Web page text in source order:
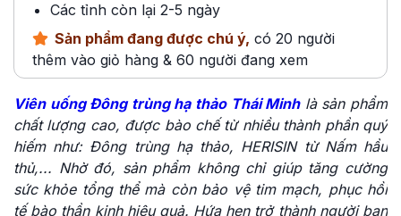
Các tỉnh còn lại 2-5 ngày
Sản phẩm đang được chú ý, có 20 người
thêm vào giỏ hàng & 60 người đang xem
Viên uống Đông trùng hạ thảo Thái Minhlà sản phẩm
chất lượng cao, được bào chế từ nhiều thành phần quý
hiếm như: Đông trùng hạ thảo, HERISIN từ Nấm hầu
thủ,... Nhờ đó, sản phẩm không chỉ giúp tăng cường
sức khỏe tổng thể mà còn bảo vệ tim mạch, phục hồi
tế bào thần kinh hiệu quả. Hứa hẹn trở thành người bạn